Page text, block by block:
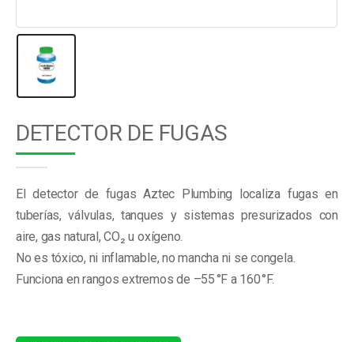
DETECTOR DE FUGAS
El detector de fugas Aztec Plumbing localiza fugas en
tuberías, válvulas, tanques y sistemas presurizados con
aire, gas natural, CO₂ u oxígeno.
No es tóxico, ni inflamable, no mancha ni se congela.
Funciona en rangos extremos de –55 °F a 160 °F.